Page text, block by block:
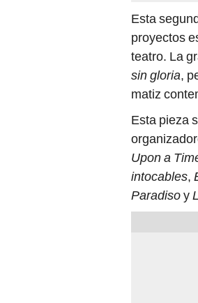
Esta
proyectos
teatro. La
sin gloria,
matiz
Esta pieza
Upon a
intocables,
Paradisoy